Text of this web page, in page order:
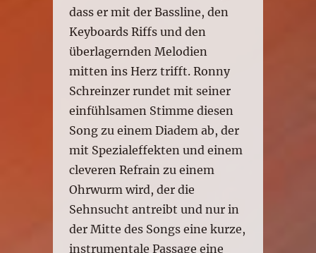
dass er mit der Bassline, den
Keyboards Riffs und den
überlagernden Melodien
mitten ins Herz trifft. Ronny
Schreinzer rundet mit seiner
einfühlsamen Stimme diesen
Song zu einem Diadem ab, der
mit Spezialeffekten und einem
cleveren Refrain zu einem
Ohrwurm wird, der die
Sehnsucht antreibt und nur in
der Mitte des Songs eine kurze,
instrumentale Passage eine